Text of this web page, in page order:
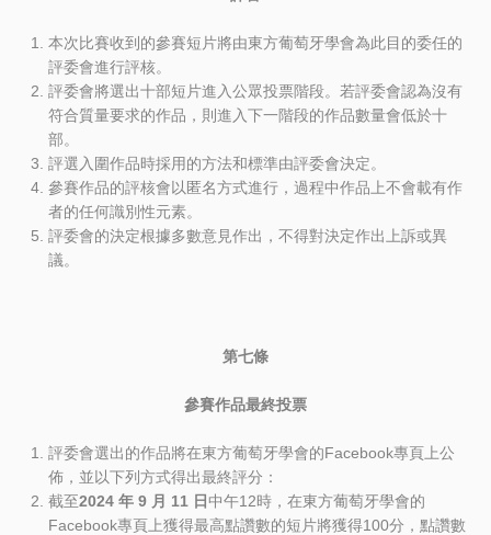
本次比賽收到的參賽短片將由東方葡萄牙學會為此目的委任的
評委會進行評核。
評委會將選出十部短片進入公眾投票階段。若評委會認為沒有
符合質量要求的作品，則進入下一階段的作品數量會低於十
部。
評選入圍作品時採用的方法和標準由評委會決定。
參賽作品的評核會以匿名方式進行，過程中作品上不會載有作
者的任何識別性元素。
評委會的決定根據多數意見作出，不得對決定作出上訴或異
議。
第七條
參賽作品最終投票
評委會選出的作品將在東方葡萄牙學會的Facebook專頁上公
佈，並以下列方式得出最終評分：
截至2024 年 9 月 11 日中午12時，在東方葡萄牙學會的
Facebook專頁上獲得最高點讚數的短片將獲得100分，點讚數